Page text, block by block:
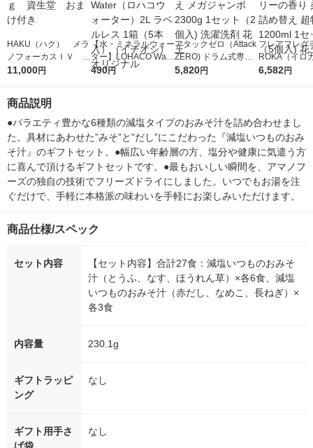
HAKU（ハク） メラ
ノフォーカスＩＶ 4
5ｇ 資生堂 おまけ
11,000円
【水・ミネラルウォー
ター】LOHACO Wate
r（ロハコウォータ
490円
アタックゼロ（Attack
ZERO) ドラム式専用
詰め替え メガジャン
5,820円
フレアフレグ
ROKA（イロ
イキッドリリ
6,582円
商品説明
●バラエティ豊かな6種類の減塩タイプのおみそ汁を詰め合わせまし
た。具材にあわせた”みそ”と”だし”にこだわった『減塩いつものおみ
そ汁』のギフトセット。●幅広い年齢層の方、塩分や健康に気遣う方
に喜んで頂けるギフトセットです。●最もおいしい瞬間を、アマノフ
ーズの独自の技術でフリーズドライにしました。いつでもお湯を注
ぐだけで、手軽に本格派の味わいを手軽にお楽しみいただけます。
商品仕様/スペック
セット内容
【セット内容】合計27食：減塩いつものおみそ
汁（とうふ、なす、ほうれん草）×各6食、減塩
いつものおみそ汁（赤だし、なめこ、長ねぎ）×
各3食
内容量 230.1g
ギフトラッピ
ング
なし
ギフト用手さ
なし